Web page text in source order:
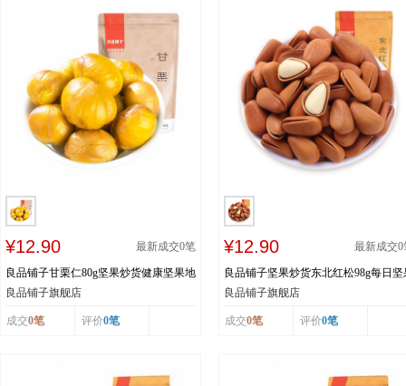
¥12.90 最新成交0笔
良品铺子甘栗仁80g坚果炒货健康坚果地
方特产
良品铺子旗舰店
成交0笔 评价0笔
¥12.90 最新成交0
良品铺子坚果炒货东北红松98g每日坚
健康坚果手剥松子
良品铺子旗舰店
成交0笔 评价0笔